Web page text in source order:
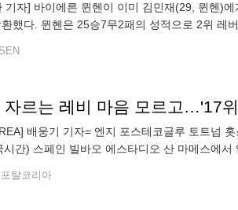
기자] 바이에른 뮌헨이 이미 김민재(29, 뮌헨)
했다. 뮌헨은 25승7무2패의 성적으로 2위 레
배웅기 기자= 엔지 포스테코글루 토트넘
간) 스페인 빌바오 에스타디오 산 마메스에
탈코리아